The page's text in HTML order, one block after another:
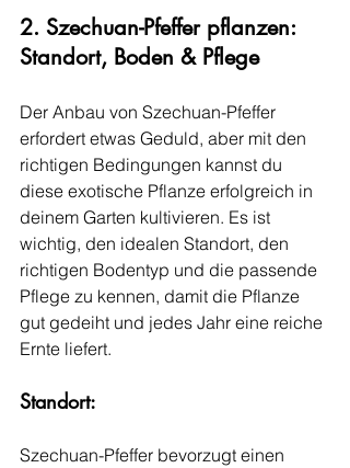
2. Szechuan-Pfeffer pflanzen:
Standort, Boden & Pflege
Der Anbau von Szechuan-Pfeffer
erfordert etwas Geduld, aber mit den
richtigen Bedingungen kannst du
diese exotische Pflanze erfolgreich in
deinem Garten kultivieren. Es ist
wichtig, den idealen Standort, den
richtigen Bodentyp und die passende
Pflege zu kennen, damit die Pflanze
gut gedeiht und jedes Jahr eine reiche
Ernte liefert.
Standort:
Szechuan-Pfeffer bevorzugt einen